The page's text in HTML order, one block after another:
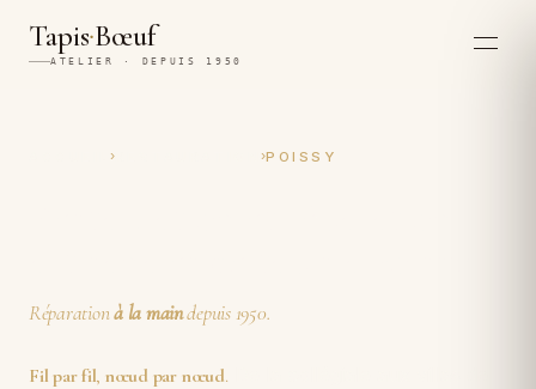
Tapis·Bœuf
ATELIER · DEPUIS 1950
›RESTAURATION›POISSY
Réparationà la maindepuis 1950.
Fil par fil, nœud par nœud.